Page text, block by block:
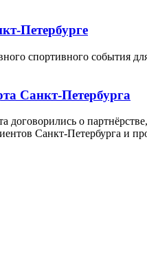
Петербурге
спортивного события для
Санкт-Петербурга
о
Санкт-Петербурга и